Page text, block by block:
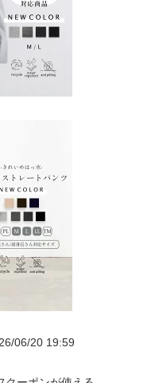
06/20 19:59